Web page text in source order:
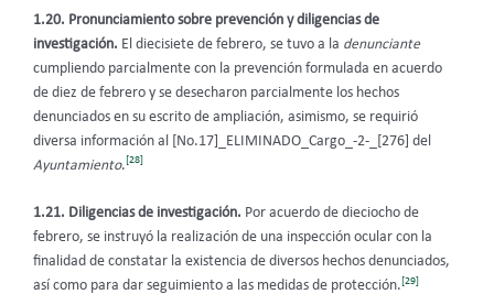
1.20. Pronunciamiento sobre prevención y diligencias de
investigación. El diecisiete de febrero, se tuvo a la denunciante
cumpliendo parcialmente con la prevención formulada en acuerdo
de diez de febrero y se desecharon parcialmente los hechos
denunciados en su escrito de ampliación, asimismo, se requirió
diversa información al [No.17]_ELIMINADO_Cargo_-2-_[276] del
Ayuntamiento. [28]
1.21. Diligencias de investigación. Por acuerdo de dieciocho de
febrero, se instruyó la realización de una inspección ocular con la
finalidad de constatar la existencia de diversos hechos denunciados,
así como para dar seguimiento a las medidas de protección.[29]